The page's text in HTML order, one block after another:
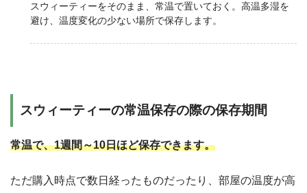
スウィーティーをそのまま、常温で置いておく。高温多湿を
避け、温度変化の少ない場所で保存します。
スウィーティーの常温保存の際の保存期間
常温で、1週間～10日ほど保存できます。
ただ購入時点で数日経ったものだったり、部屋の温度が高